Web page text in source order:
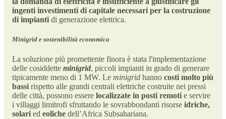
ingenti investimenti di capitale necessari per la costruzione
di impianti di generazione elettrica.
Minigrid e sostenibilità economica
La soluzione più promettente finora è stata l'implementazione
delle cosiddette minigrid, piccoli impianti in grado di generare
tipicamente meno di 1 MW. Le minigrid hanno costi molto più
bassi rispetto alle grandi centrali elettriche costruite nei pressi
delle città, possono essere localizzate in posti remoti e servire
i villaggi limitrofi sfruttando le sovrabbondanti risorse idriche,
solari ed eoliche dell’Africa Subsahariana.